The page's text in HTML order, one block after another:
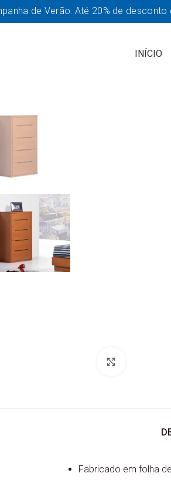
INÍCIO
Fabricado em folha
de Verão: Até 20% de